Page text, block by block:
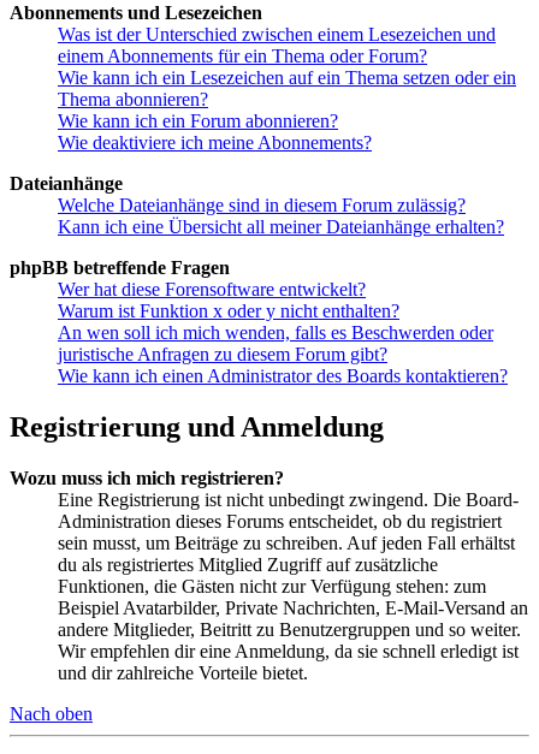
Abonnements und Lesezeichen
Was ist der Unterschied zwischen einem Lesezeichen und
einem Abonnements für ein Thema oder Forum?
Wie kann ich ein Lesezeichen auf ein Thema setzen oder ein
Thema abonnieren?
Wie kann ich ein Forum abonnieren?
Wie deaktiviere ich meine Abonnements?
Dateianhänge
Welche Dateianhänge sind in diesem Forum zulässig?
Kann ich eine Übersicht all meiner Dateianhänge erhalten?
phpBB betreffende Fragen
Wer hat diese Forensoftware entwickelt?
Warum ist Funktion x oder y nicht enthalten?
An wen soll ich mich wenden, falls es Beschwerden oder
juristische Anfragen zu diesem Forum gibt?
Wie kann ich einen Administrator des Boards kontaktieren?
Registrierung und Anmeldung
Wozu muss ich mich registrieren?
Eine Registrierung ist nicht unbedingt zwingend. Die Board-
Administration dieses Forums entscheidet, ob du registriert
sein musst, um Beiträge zu schreiben. Auf jeden Fall erhältst
du als registriertes Mitglied Zugriff auf zusätzliche
Funktionen, die Gästen nicht zur Verfügung stehen: zum
Beispiel Avatarbilder, Private Nachrichten, E-Mail-Versand an
andere Mitglieder, Beitritt zu Benutzergruppen und so weiter.
Wir empfehlen dir eine Anmeldung, da sie schnell erledigt ist
und dir zahlreiche Vorteile bietet.
Nach oben